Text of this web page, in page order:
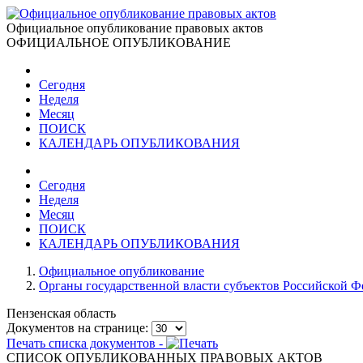
Официальное опубликование правовых актов
ОФИЦИАЛЬНОЕ ОПУБЛИКОВАНИЕ
Сегодня
Неделя
Месяц
ПОИСК
КАЛЕНДАРЬ ОПУБЛИКОВАНИЯ
Сегодня
Неделя
Месяц
ПОИСК
КАЛЕНДАРЬ ОПУБЛИКОВАНИЯ
Официальное опубликование
Органы государственной власти субъектов Российской
Пензенская область
Документов на странице:
Печать списка документов -
СПИСОК ОПУБЛИКОВАННЫХ ПРАВОВЫХ АКТОВ